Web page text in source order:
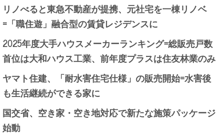
リノべると東急不動産が提携、元社宅を一棟リノベ
=「職住遊」融合型の賃貸レジデンスに
2025年度大手ハウスメーカーランキング=総販売戸数
首位は大和ハウス工業、前年度プラスは住友林業のみ
ヤマト住建、「耐水害住宅仕様」の販売開始=水害後
も生活継続ができる家に
国交省、空き家・空き地対応で新たな施策パッケージ
始動